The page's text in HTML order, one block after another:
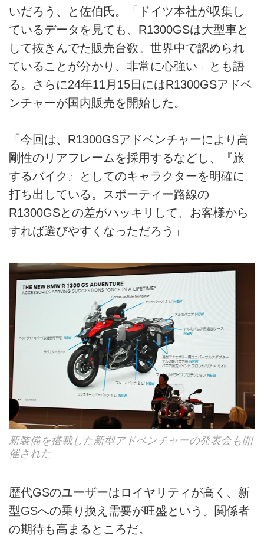
いだろう、と佐伯氏。「ドイツ本社が収集し
ているデータを見ても、R1300GSは大型車と
して抜きんでた販売台数。世界中で認められ
ていることが分かり、非常に心強い」とも語
る。さらに24年11月15日にはR1300GSアドベ
ンチャーが国内販売を開始した。
「今回は、R1300GSアドベンチャーにより高
剛性のリアフレームを採用するなどし、『旅
するバイク』としてのキャラクターを明確に
打ち出している。スポーティー路線の
R1300GSとの差がハッキリして、お客様から
すれば選びやすくなっただろう」
新装備を搭載した新型アドベンチャーの発表会も開
催された
歴代GSのユーザーはロイヤリティが高く、新
型GSへの乗り換え需要が旺盛という。関係者
の期待も高まるところだ。